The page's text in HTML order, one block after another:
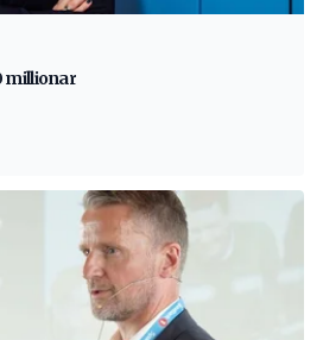
millionar